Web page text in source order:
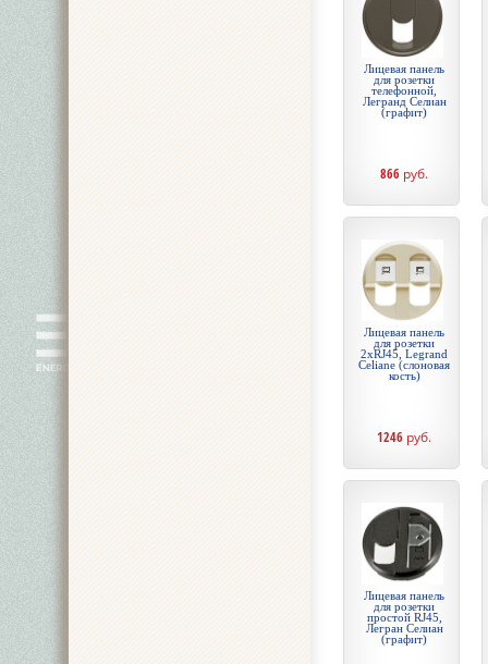
Лицевая панель
для розетки
телефонной,
Легранд Селиан
(графит)
866 руб.
Лицевая панель
для розетки
2хRJ45, Legrand
Celiane (слоновая
кость)
1246 руб.
Лицевая панель
для розетки
простой RJ45,
Легран Селиан
(графит)